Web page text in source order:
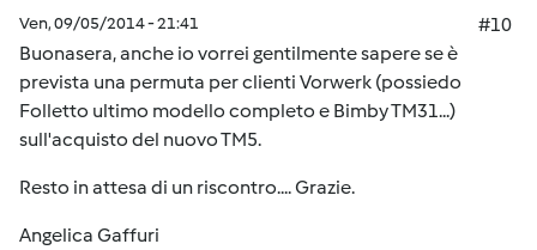
Ven, 09/05/2014 - 21:41
#10
Buonasera, anche io vorrei gentilmente sapere se è
prevista una permuta per clienti Vorwerk (possiedo
Folletto ultimo modello completo e Bimby TM31...)
sull'acquisto del nuovo TM5.
Resto in attesa di un riscontro.... Grazie.
Angelica Gaffuri